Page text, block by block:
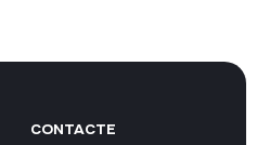
CONTACTE